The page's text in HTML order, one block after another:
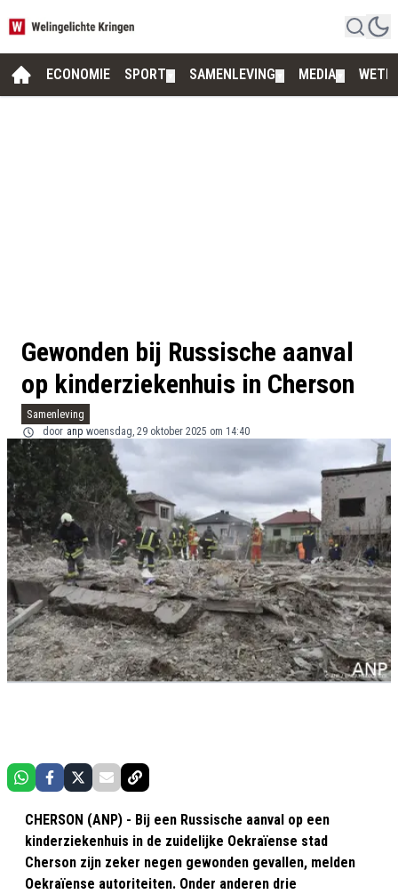
ECONOMIE SPORT SAMENLEVING MEDIA
Gewonden bij Russische aanval
op kinderziekenhuis in Cherson
Samenleving
door anp woensdag, 29 oktober 2025 om 14:40
CHERSON (ANP) - Bij een Russische aanval op een
kinderziekenhuis in de zuidelijke Oekraïense stad
Cherson zijn zeker negen gewonden gevallen, melden
Oekraïense autoriteiten. Onder anderen drie